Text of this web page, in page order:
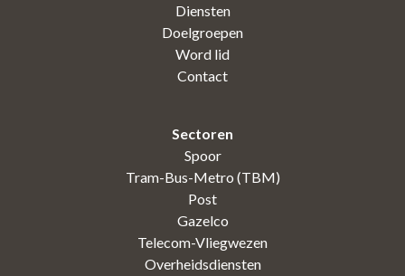
Diensten
Doelgroepen
Word lid
Contact
Sectoren
Spoor
Tram-Bus-Metro (TBM)
Post
Gazelco
Telecom-Vliegwezen
Overheidsdiensten